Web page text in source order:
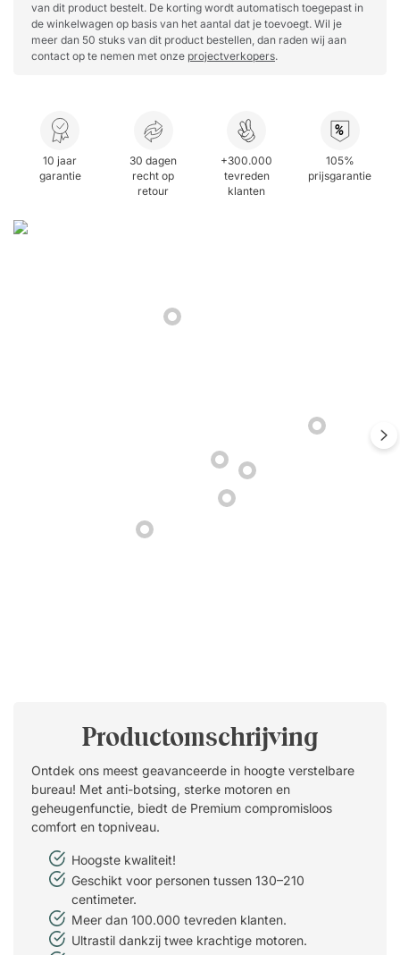
van dit product bestelt. De korting wordt automatisch toegepast in
de winkelwagen op basis van het aantal dat je toevoegt. Wil je
meer dan 50 stuks van dit product bestellen, dan raden wij aan
contact op te nemen met onze projectverkopers.
10 jaar
garantie
30 dagen
recht op
retour
+300.000
tevreden
klanten
%
105%
prijsgarantie
Productomschrijving
Ontdek ons meest geavanceerde in hoogte verstelbare
bureau! Met anti-botsing, sterke motoren en
geheugenfunctie, biedt de Premium compromisloos
comfort en topniveau.
Hoogste kwaliteit!
Geschikt voor personen tussen 130–210
centimeter.
Meer dan 100.000 tevreden klanten.
Ultrastil dankzij twee krachtige motoren.